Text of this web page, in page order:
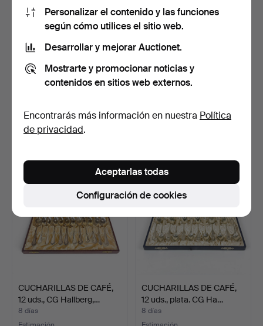
8 días
Estimación
8 días
CUCHARILLAS DE CAFÉ,
12 uds., CG Hallberg,…
8 días
CUCHARILLAS DE CAFÉ,
12 uds., plata. CG Ha…
8 días
Personalizar el contenido y las funciones
según cómo utilices el sitio web.
Desarrollar y mejorar Auctionet.
Mostrarte y promocionar noticias y
contenidos en sitios web externos.
Encontrarás más información en nuestra Política
de privacidad.
Configuración de cookies
Aceptarlas todas